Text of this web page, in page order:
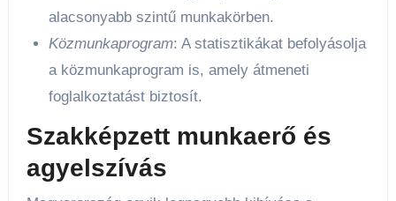
alacsonyabb szintű munkakörben.
Közmunkaprogram: A statisztikákat befolyásolja
a közmunkaprogram is, amely átmeneti
foglalkoztatást biztosít.
Szakképzett munkaerő és
agyelszívás